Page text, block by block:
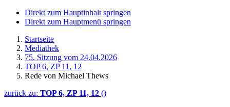
Direkt zum Hauptinhalt springen
Direkt zum Hauptmenü springen
Startseite
Mediathek
75. Sitzung vom 24.04.2026
TOP 6, ZP 11, 12
Rede von Michael Thews
zurück zu: TOP 6, ZP 11, 12 ()